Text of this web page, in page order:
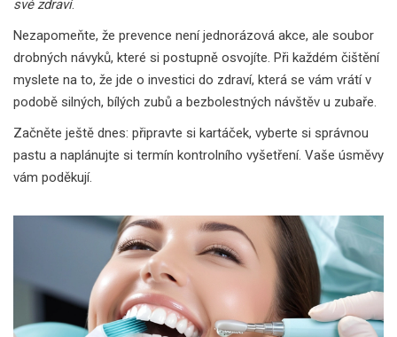
své zdraví.
Nezapomeňte, že prevence není jednorázová akce, ale soubor
drobných návyků, které si postupně osvojíte. Při každém čištění
myslete na to, že jde o investici do zdraví, která se vám vrátí v
podobě silných, bílých zubů a bezbolestných návštěv u zubaře.
Začněte ještě dnes: připravte si kartáček, vyberte si správnou
pastu a naplánujte si termín kontrolního vyšetření. Vaše úsměvy
vám poděkují.